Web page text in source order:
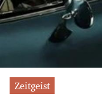
Zeitgeist